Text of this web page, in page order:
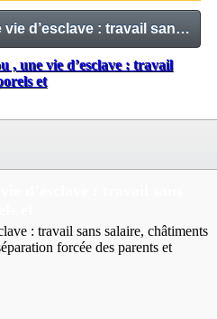
Récit de Aichetou , une vie d’esclave : travail sans salaire, châtiments corporels et
, une vie d’esclave : travail
et
: travail sans salaire, châtiments
forcée des parents et